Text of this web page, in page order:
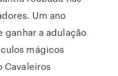
Um ano
ganhar a adulação
mágicos
Cavaleiros